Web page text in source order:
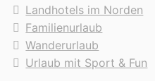
Landhotels im Norden
Familienurlaub
Wanderurlaub
Urlaub mit Sport & Fun